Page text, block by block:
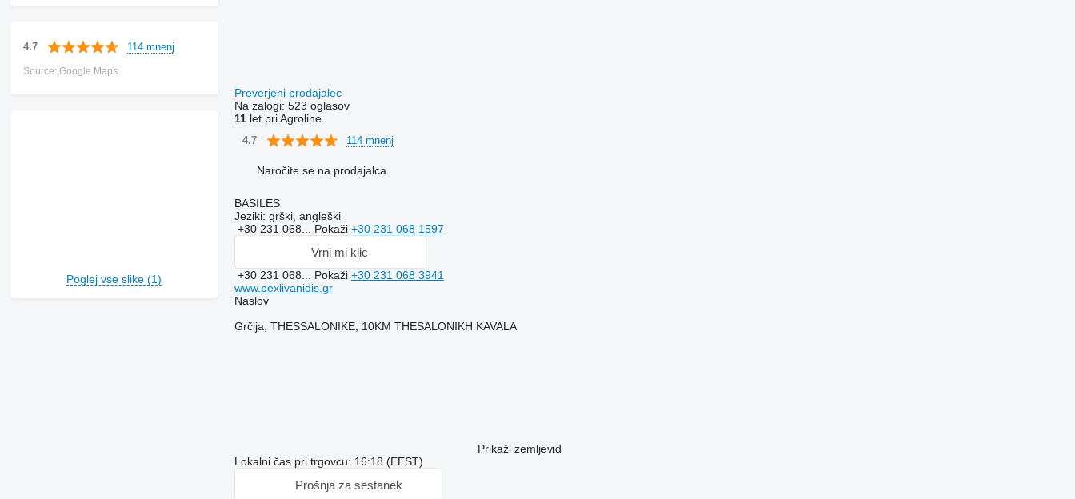
4.7 114 mnenj
Source: Google Maps
Poglej vse slike (1)
Preverjeni prodajalec
Na zalogi: 523 oglasov
11let pri Agroline
4.7 114 mnenj
Naročite se na prodajalca
BASILES
Jeziki: grški, angleški
+30 231 068... Pokaži +30 231 068 1597
Vrni mi klic
+30 231 068... Pokaži +30 231 068 3941
www.pexlivanidis.gr
Naslov
Grčija, THESSALONIKE, 10KM THESALONIKH KAVALA
Prikaži zemljevid
Lokalni čas pri trgovcu: 16:18 (EEST)
Prošnja za sestanek